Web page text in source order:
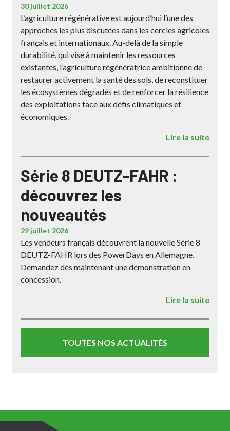
30 juillet 2026
L’agriculture régénérative est aujourd’hui l’une des
approches les plus discutées dans les cercles agricoles
français et internationaux. Au-delà de la simple
durabilité, qui vise à maintenir les ressources
existantes, l’agriculture régénératrice ambitionne de
restaurer activement la santé des sols, de reconstituer
les écosystèmes dégradés et de renforcer la résilience
des exploitations face aux défis climatiques et
économiques.
Lire la suite
Série 8 DEUTZ-FAHR :
découvrez les
nouveautés
29 juillet 2026
Les vendeurs français découvrent la nouvelle Série 8
DEUTZ-FAHR lors des PowerDays en Allemagne.
Demandez dès maintenant une démonstration en
concession.
Lire la suite
TOUTES NOS ACTUALITÉS